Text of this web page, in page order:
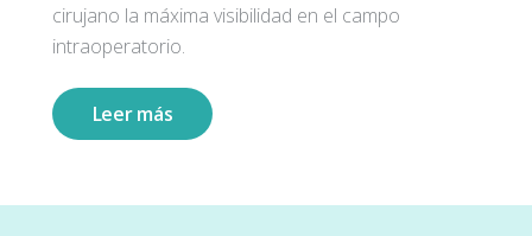
cirujano la máxima visibilidad en el campo
intraoperatorio.
Leer más